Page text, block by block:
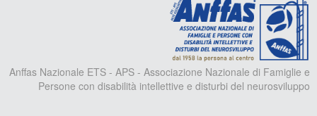
Anffas Nazionale ETS - APS - Associazione Nazionale di Famiglie e
Persone con disabilità intellettive e disturbi del neurosviluppo